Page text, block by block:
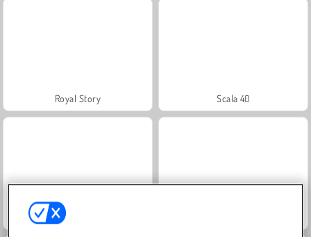
Royal Story Scala 40
Charm Farm